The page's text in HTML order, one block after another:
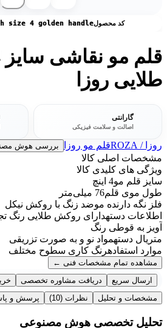
کد محصولsize 4 golden handle
طلایی روزا
گارانتی
اصالت و سلامت فیزیکی
روزا / ROZA قلم مو روزا بررسی هوش
مشخصات اصلی کالا
ویژگی های کلیدی کالا
سایز قلم مو4 اینچ
طول موی قلم76 میلی‌متر
فلز نگه دارنده موضد زنگ با روکش نیکل
اطلاعات دستهدارای روکش طلایی رنگ
آویز به قوطی رنگ
متریال دستهمواد نو و به صورت تزریقی
موارد استفادهرنگ کاری سطوح مختلف
مشاهده تمام مشخصات فنی ←
ارسال سریع
دریافت مشاوره تخصصی
مشخصات و تحلیل
نظرات (10) پرسش و
تحلیل تخصصی هوش مصنوعی